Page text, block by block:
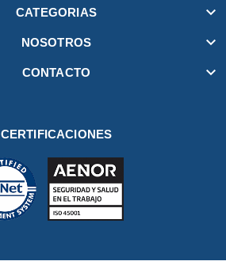
CATEGORIAS 
NOSOTROS 
CONTACTO 
CERTIFICACIONES